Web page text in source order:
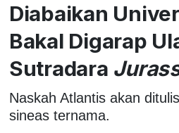
Diabaikan
Bakal Digarap
Sutradara
Naskah Atlantis akan
sineas ternama.